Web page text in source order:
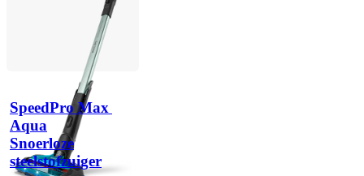
SpeedPro Max
Aqua
Snoerloze
steelstofzuiger